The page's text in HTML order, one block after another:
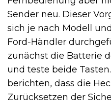
Sender neu. Dieser
sich je nach Modell
Ford-Händler
zunächst die Batterie
und teste beide
berichten, dass die
Zurücksetzen der